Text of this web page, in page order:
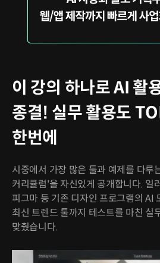
이 강의 하나로 AI 활
종결! 실무 활용도
한번에
시중에서 가장 많은 툴과 예제를 다루
커리큘럼'을 자신있게 공개합니다. 일
피그마 등 기존 디자인 프로그램의 AI
최신 트렌드 툴까지 테스트를 마친 실
맞췄습니다.